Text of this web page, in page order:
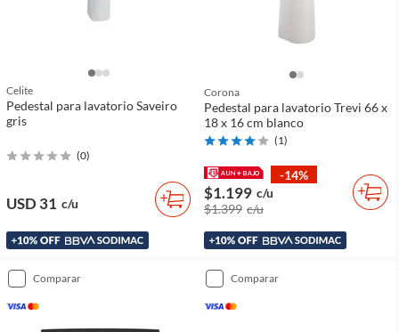
Celite
Pedestal para lavatorio Saveiro
gris
(0)
USD 31 c/u
Corona
Pedestal para lavatorio Trevi 66 x
18 x 16 cm blanco
(1)
-14%
$1.199 c/u
$1.399 c/u
comparar comparar